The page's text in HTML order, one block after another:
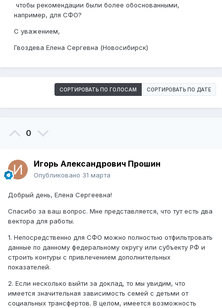
чтобы рекомендации были более обоснованными,
например, для СФО?
С уважением,
Гвоздева Елена Сергевна (Новосибирск)
СОРТИРОВАТЬ ПО ГОЛОСАМ СОРТИРОВАТЬ ПО ДАТЕ
0
Игорь Александрович Прошин
Опубликовано 31 марта
Добрый день, Елена Сергеевна!
Спасибо за ваш вопрос. Мне представляется, что тут есть два
вектора для работы.
1. Непосредственно для СФО можно полностью отфильтровать
данные по данному федеральному округу или субъекту РФ и
строить контуры с привлечением дополнительных
показателей.
2. Если несколько выйти за доклад, то мы увидим, что
имеется значительная зависимость семей с детьми от
социальных трансфертов. В целом, имеется возможность